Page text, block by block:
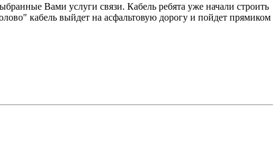
Вами услуги связи. Кабель ребята уже начали строить
кабель выйдет на асфальтовую дорогу и пойдет прямиком